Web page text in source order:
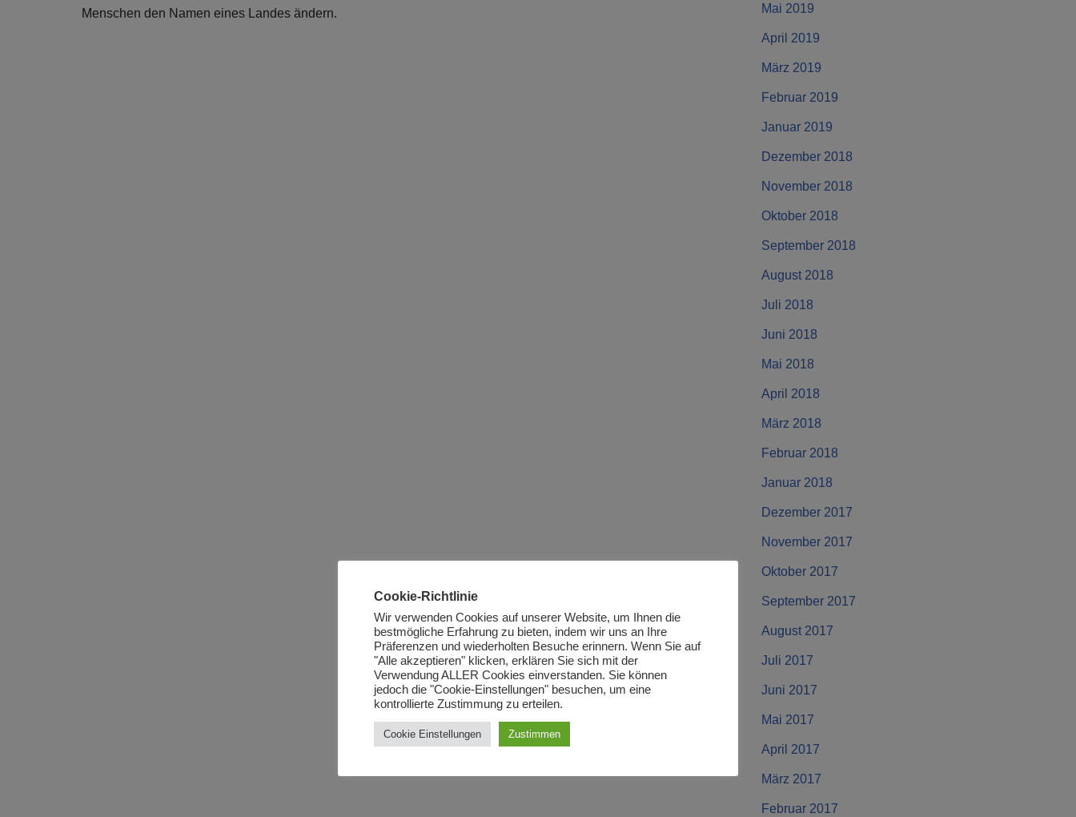
Menschen den Namen eines Landes ändern.
Mai 2019
April 2019
März 2019
Februar 2019
Januar 2019
Dezember 2018
November 2018
Oktober 2018
September 2018
August 2018
Juli 2018
Juni 2018
Mai 2018
April 2018
März 2018
Februar 2018
Januar 2018
Dezember 2017
November 2017
Oktober 2017
September 2017
August 2017
Juli 2017
Juni 2017
Mai 2017
April 2017
März 2017
Februar 2017
Cookie-Richtlinie
Wir verwenden Cookies auf unserer Website, um Ihnen die
bestmögliche Erfahrung zu bieten, indem wir uns an Ihre
Präferenzen und wiederholten Besuche erinnern. Wenn Sie auf
"Alle akzeptieren" klicken, erklären Sie sich mit der
Verwendung ALLER Cookies einverstanden. Sie können
jedoch die "Cookie-Einstellungen" besuchen, um eine
kontrollierte Zustimmung zu erteilen.
Cookie Einstellungen Zustimmen